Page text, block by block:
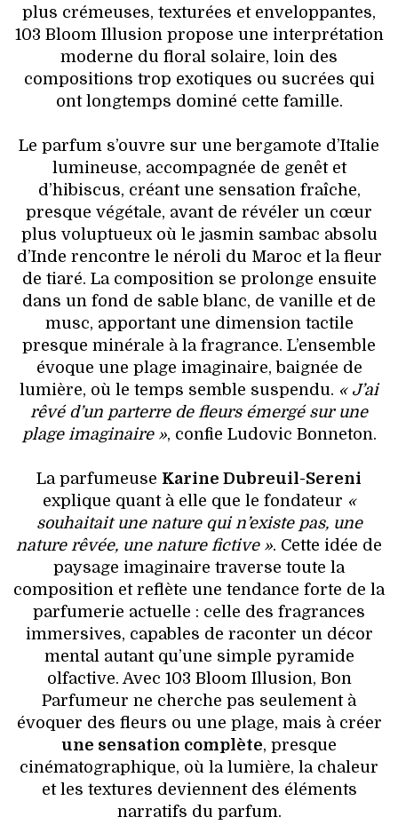
plus crémeuses, texturées et enveloppantes,
103 Bloom Illusion propose une interprétation
moderne du floral solaire, loin des
compositions trop exotiques ou sucrées qui
ont longtemps dominé cette famille.
Le parfum s’ouvre sur une bergamote d’Italie
lumineuse, accompagnée de genêt et
d’hibiscus, créant une sensation fraîche,
presque végétale, avant de révéler un cœur
plus voluptueux où le jasmin sambac absolu
d’Inde rencontre le néroli du Maroc et la fleur
de tiaré. La composition se prolonge ensuite
dans un fond de sable blanc, de vanille et de
musc, apportant une dimension tactile
presque minérale à la fragrance. L’ensemble
évoque une plage imaginaire, baignée de
lumière, où le temps semble suspendu. « J’ai
rêvé d’un parterre de fleurs émergé sur une
plage imaginaire », confie Ludovic Bonneton.
La parfumeuse Karine Dubreuil-Sereni
explique quant à elle que le fondateur «
souhaitait une nature qui n’existe pas, une
nature rêvée, une nature fictive ». Cette idée de
paysage imaginaire traverse toute la
composition et reflète une tendance forte de la
parfumerie actuelle : celle des fragrances
immersives, capables de raconter un décor
mental autant qu’une simple pyramide
olfactive. Avec 103 Bloom Illusion, Bon
Parfumeur ne cherche pas seulement à
évoquer des fleurs ou une plage, mais à créer
une sensation complète, presque
cinématographique, où la lumière, la chaleur
et les textures deviennent des éléments
narratifs du parfum.